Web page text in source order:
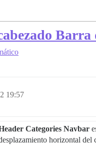
Barra
19:57
Categories Navbar
horizontal del